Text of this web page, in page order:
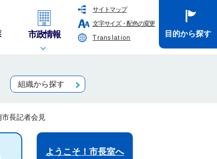
サイトマップ
文字サイズ・配色の変更
Translation
市政情報 目的から探す
組織から探す
長記者会見
ようこそ！市長室へ